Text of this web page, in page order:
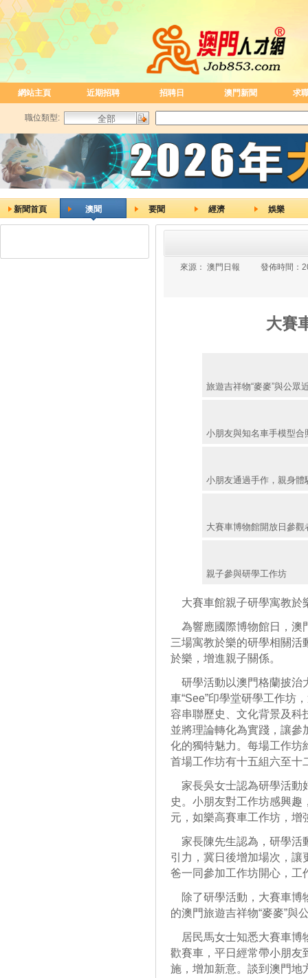
網站主頁 近期招聘 招聘日 澳門新聞 求
職位類型:
新聞首頁 澳聞 要聞 經濟 娛樂
來源： 澳門日報 發佈時間：
大賽
旅遊吉祥物“麥麥”與公眾
小朋友與知名車手模型合
小朋友通過手作，親身體
大賽車博物館開放日參觀
親子參與研學工作坊
大賽車館親子研學寓教於
為響應國際博物館日，澳
三場寓教於樂的研學相關活
於樂，增進親子關係。
研學活動以澳門格蘭披治
車“See”印學堂研學工作坊
容串聯歷史、文化背景及科
並將理論轉化為實踐，讓參
化的獨特魅力。每場工作坊
首場工作坊有十五組六至十
家長吳女士認為研學活動
史。小朋友對工作坊感興
元，如樂高賽車工作坊，增
家長陳先生認為，研學活
引力，冀日後增加場次，讓
爸一同參加工作坊開心，工
除了研學活動，大賽車博
的澳門旅遊吉祥物“麥麥”與
居民馬女士知悉大賽車博
歡賽車，平日經常帶小朋友
施，增加新意。談到澳門地